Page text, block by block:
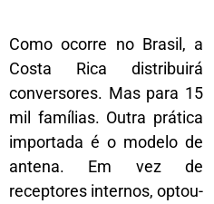
Como ocorre no Brasil, a
Costa Rica distribuirá
conversores. Mas para 15
mil famílias. Outra prática
importada é o modelo de
antena. Em vez de
receptores internos, optou-